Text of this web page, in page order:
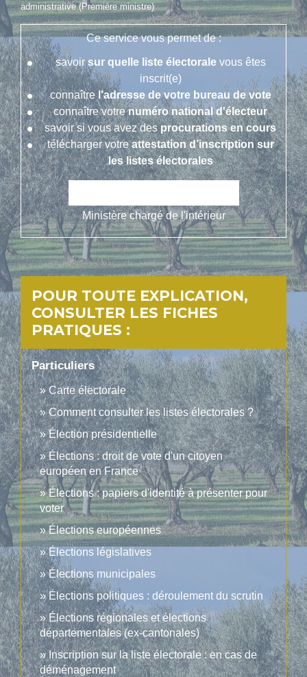
administrative (Première ministre)
Ce service vous permet de :
savoirsur quelle liste électoralevous êtes
inscrit(e)
connaîtrel'adresse de votre bureau de vote
connaître votrenuméro national d'électeur
savoir si vous avez desprocurations en cours
télécharger votreattestation d’inscription sur
les listes électorales
Ministère chargé de l'intérieur
POUR TOUTE EXPLICATION,
CONSULTER LES FICHES
PRATIQUES :
Particuliers
Carte électorale
Comment consulter les listes électorales ?
Élection présidentielle
Élections : droit de vote d'un citoyen
européen en France
Élections : papiers d'identité à présenter pour
voter
Élections européennes
Élections législatives
Élections municipales
Élections politiques : déroulement du scrutin
Élections régionales et élections
départementales (ex-cantonales)
Inscription sur la liste électorale : en cas de
déménagement